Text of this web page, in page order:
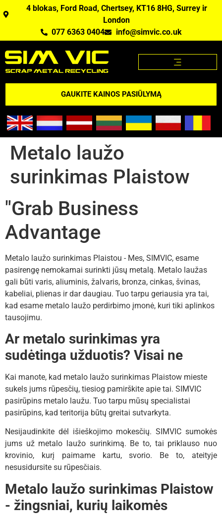
4 blokas, Ford Road, Chertsey, KT16 8HG, Surrey ir
London
077 6363 0404
info@simvic.co.uk
GAUKITE KAINOS PASIŪLYMĄ
Metalo laužo
surinkimas Plaistow
"Grab Business
Advantage
Metalo laužo surinkimas Plaistou - Mes, SIMVIC, esame
pasirengę nemokamai surinkti jūsų metalą. Metalo laužas
gali būti varis, aliuminis, žalvaris, bronza, cinkas, švinas,
kabeliai, plienas ir dar daugiau. Tuo tarpu geriausia yra tai,
kad esame metalo laužo perdirbimo įmonė, kuri tiki aplinkos
tausojimu.
Ar metalo surinkimas yra
sudėtinga užduotis? Visai ne
Kai manote, kad metalo laužo surinkimas Plaistow mieste
sukels jums rūpesčių, tiesiog pamirškite apie tai. SIMVIC
pasirūpins metalo laužu. Tuo tarpu mūsų specialistai
pasirūpins, kad teritorija būtų greitai sutvarkyta.
Nesijaudinkite dėl išieškojimo mokesčių. SIMVIC sumokės
jums už metalo laužo surinkimą. Be to, tai priklauso nuo
krovinio, kurį paimame kartu, svorio. Be to, ateityje
nesusidursite su rūpesčiais.
Metalo laužo surinkimas Plaistow
- žingsniai, kurių laikomės